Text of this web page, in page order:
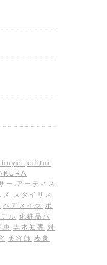
editor
ー
アーティス
メ
スタイリス
ヘアメイク
ポ
ル 化粧品バ
恵 寺本知香
対
美容師 表参